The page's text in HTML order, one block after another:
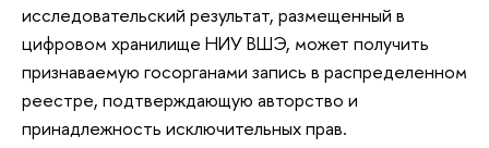
исследовательский результат, размещенный в
цифровом хранилище НИУ ВШЭ, может получить
признаваемую госорганами запись в распределенном
реестре, подтверждающую авторство и
принадлежность исключительных прав.